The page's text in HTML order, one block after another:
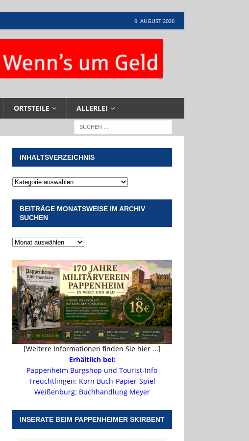
9. AUGUST 2026
ORTSTEILE ALLERLEI
INHALTSVERZEICHNIS
BEITRÄGE MONATSWEISE IM ARCHIV
SUCHEN
[Weitere Informationen finden Sie hier ...]
Erhältlich bei:
Pappenheim Burgshop und Tourist-Info
Treuchtlingen: Korn Buch-Papier-Spiel
Weißenburg: Buchhandlung Meyer
INSERATE BEIM PAPPENHEIMER SKIRBENT